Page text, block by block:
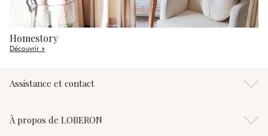
Homestory
Découvrir »
Assistance et contact
À propos de LOBERON